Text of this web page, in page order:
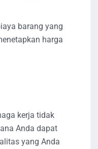
barang yang
harga
kerja tidak
Anda dapat
yang Anda